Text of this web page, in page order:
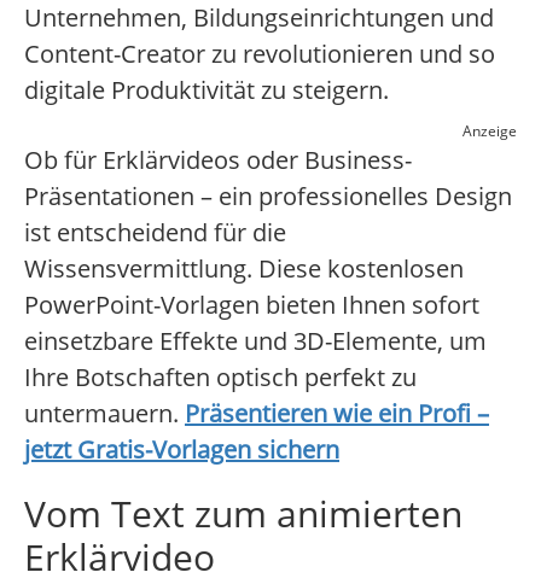
Unternehmen, Bildungseinrichtungen und
Content-Creator zu revolutionieren und so
digitale Produktivität zu steigern.
Anzeige
Ob für Erklärvideos oder Business-
Präsentationen – ein professionelles Design
ist entscheidend für die
Wissensvermittlung. Diese kostenlosen
PowerPoint-Vorlagen bieten Ihnen sofort
einsetzbare Effekte und 3D-Elemente, um
Ihre Botschaften optisch perfekt zu
untermauern. Präsentieren wie ein Profi –
jetzt Gratis-Vorlagen sichern
Vom Text zum animierten
Erklärvideo